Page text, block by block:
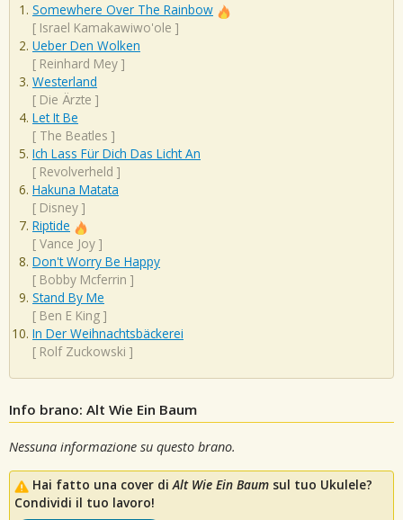
Somewhere Over The Rainbow
[ Israel Kamakawiwo'ole ]
Ueber Den Wolken
[ Reinhard Mey ]
Westerland
[ Die Ärzte ]
Let It Be
[ The Beatles ]
Ich Lass Für Dich Das Licht An
[ Revolverheld ]
Hakuna Matata
[ Disney ]
Riptide
[ Vance Joy ]
Don't Worry Be Happy
[ Bobby Mcferrin ]
Stand By Me
[ Ben E King ]
In Der Weihnachtsbäckerei
[ Rolf Zuckowski ]
Info brano: Alt Wie Ein Baum
Nessuna informazione su questo brano.
Hai fatto una cover diAlt Wie Ein Baum sul tuo Ukulele?
Condividi il tuo lavoro!